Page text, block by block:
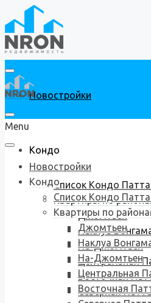
Новостройки
Кондо
Список Кондо
Квартиры по
Джомтьен
Наклуа
На-Джомтьен
Центральная
Восточная
Северная
Menu
Новостройки
Кондо
Список Кондо
Квартиры по
Джомтьен
Наклуа
На-Джомтьен
Центральная
Восточная